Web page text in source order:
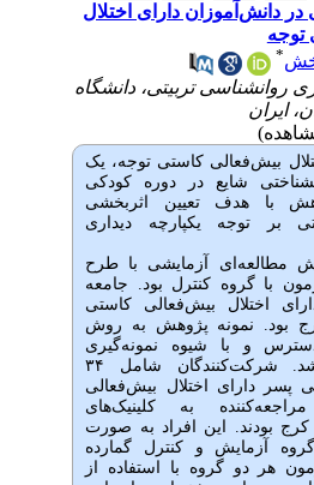
دانش‌آموزان دارای اختلال
*
روانشناسی تربیتی، دانشگاه
ایران
بیش‌فعالی کاستی توجه، یک
شایع در دوره کودکی
با هدف تعیین اثربخشی
بر توجه یکپارچه دیداری
مطالعه‌ای آزمایشی با طرح
با گروه کنترل بود. جامعه
اختلال بیش‌فعالی کاستی
بود. نمونه پژوهش به روش
و با شیوه نمونه‌گیری
هدفمند انجام شد. شرکت‌کنندگان شامل ۳۴
پسر دارای اختلال بیش‌فعالی
به کلینیک‌های
بودند. این افراد به صورت
آزمایش و کنترل گمارده
هر دو گروه با استفاده از